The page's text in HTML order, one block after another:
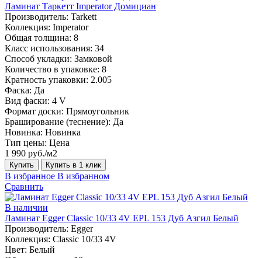
Ламинат Таркетт Imperator Домициан
Производитель: Tarkett
Коллекция: Imperator
Общая толщина: 8
Класс использования: 34
Способ укладки: Замковой
Количество в упаковке: 8
Кратность упаковки: 2.005
Фаска: Да
Вид фаски: 4 V
Формат доски: Прямоугольник
Браширование (теснение): Да
Новинка: Новинка
Тип цены: Цена
1 990 руб./м2
Купить Купить в 1 клик
В избранное В избранном
Сравнить
В наличии
Ламинат Egger Classic 10/33 4V EPL 153 Дуб Азгил Белый
Производитель: Egger
Коллекция: Classic 10/33 4V
Цвет: Белый